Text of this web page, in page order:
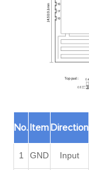
No. Item Direction
1 GND Input